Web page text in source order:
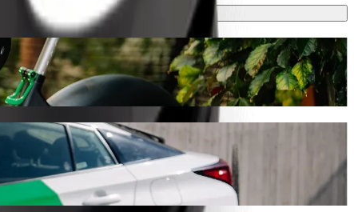
ca. 25 min og koster omtrent 29,30 € EUR. Uansett hva som